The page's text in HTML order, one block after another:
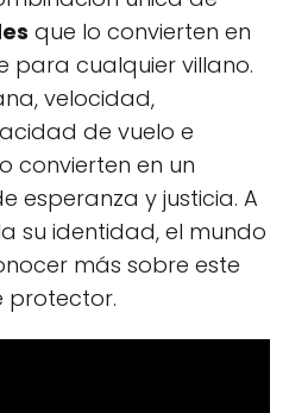
que lo convierten en
para cualquier villano.
velocidad,
de vuelo e
convierten en un
esperanza y justicia. A
su identidad, el mundo
más sobre este
protector.